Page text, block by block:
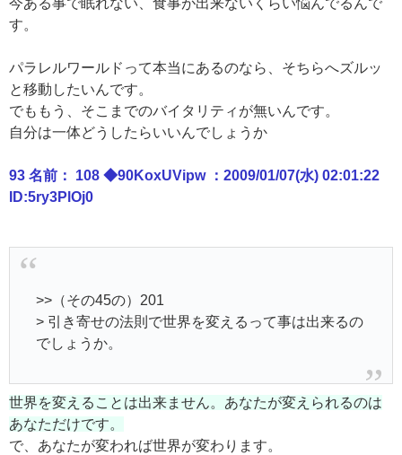
今ある事で眠れない、食事が出来ないくらい悩んでるんで
す。
パラレルワールドって本当にあるのなら、そちらへズルッ
と移動したいんです。
でももう、そこまでのバイタリティが無いんです。
自分は一体どうしたらいいんでしょうか
93 名前： 108 ◆90KoxUVipw ：2009/01/07(水) 02:01:22
ID:5ry3PlOj0
>>（その45の）201
> 引き寄せの法則で世界を変えるって事は出来るの
でしょうか。
世界を変えることは出来ません。あなたが変えられるのは
あなただけです。
で、あなたが変われば世界が変わります。